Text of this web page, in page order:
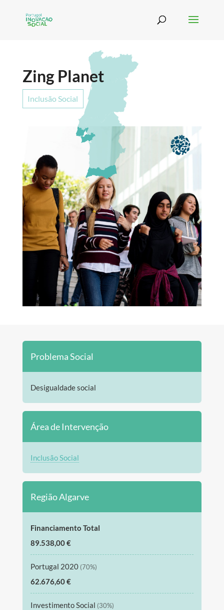
Zing Planet
Inclusão Social
Problema Social
Desigualdade social
Área de Intervenção
Inclusão Social
Região Algarve
Financiamento Total
89.538,00 €
Portugal 2020 (70%)
62.676,60 €
Investimento Social (30%)